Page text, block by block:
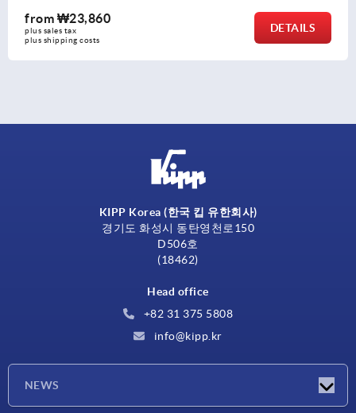
from ₩23,860
plus sales tax
plus shipping costs
DETAILS
KIPP Korea (한국 킵 유한회사)
경기도 화성시 동탄영천로150
D506호
(18462)
Head office
+82 31 375 5808
info@kipp.kr
NEWS